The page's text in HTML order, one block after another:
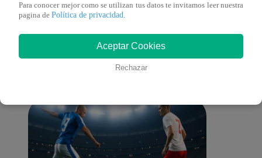
También te puede
interesar
Para conocer mejor como se utilizan tus datos te invitamos leer nuestra
pagina de Política de privacidad
Aceptar Cookies
Rechazar